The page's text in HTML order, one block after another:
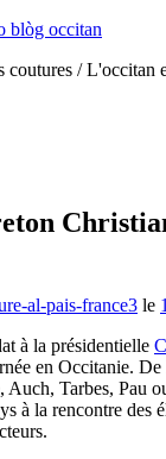
blòg occitan
coutures / L'occitan
al-pais-france3 le
à la présidentielle
en Occitanie.
Auch, Tarbes, Pau
à la rencontre des